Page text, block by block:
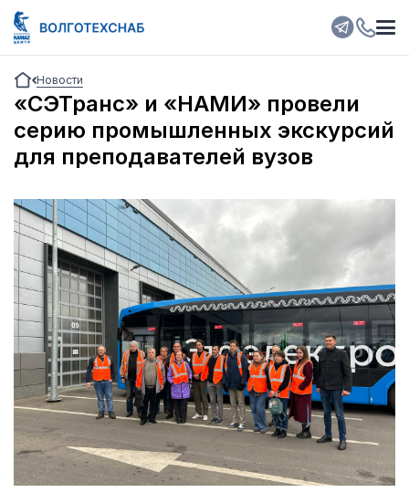
Новости
«СЭТранс» и «НАМИ» провели
серию промышленных экскурсий
для преподавателей вузов